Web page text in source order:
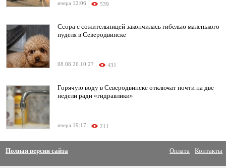
вчера 12:06 539
Ссора с сожительницей закончилась гибелью маленького
пуделя в Северодвинске
08.08.26 10:27 431
Горячую воду в Северодвинске отключат почти на две
недели ради «гидравлики»
вчера 19:17 211
Полная версия сайта Оплата Контакты